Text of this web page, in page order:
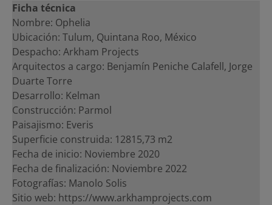
Ficha técnica
Nombre: Ophelia
Ubicación: Tulum, Quintana Roo, México
Despacho: Arkham Projects
Arquitectos a cargo: Benjamín Peniche Calafell, Jorge
Duarte Torre
Desarrollo: Kelman
Construcción: Parmol
Paisajismo: Everis
Superficie construida: 12815,73 m2
Fecha de inicio: Noviembre 2020
Fecha de finalización: Noviembre 2022
Fotografías: Manolo Solis
Sitio web: https://www.arkhamprojects.com